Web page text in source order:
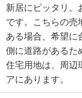
新居にピッタリ。
です。こちらの売
ある場合、希望に
側に道路があるた
住宅用地は、周辺
アにあります。